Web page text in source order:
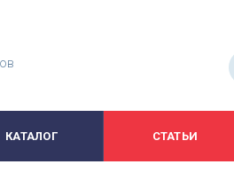
КАТАЛОГ СТАТЬИ